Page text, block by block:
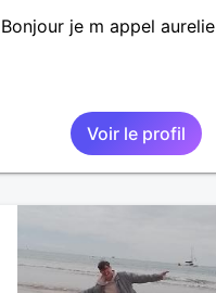
Bonjour je m appel aurelie
Voir le profil